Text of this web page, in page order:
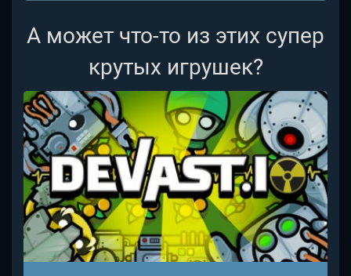
А может что-то из этих супер
крутых игрушек?